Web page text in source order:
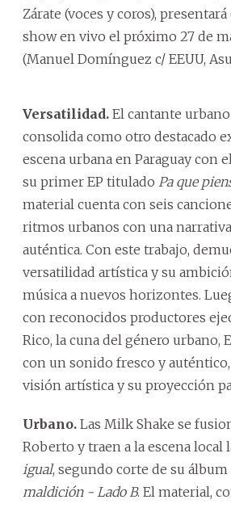
Zárate (voces y coros),
show en vivo el próximo 27 de
(Manuel Domínguez c/ EEUU,
Versatilidad. El cantante urbano
consolida como otro destacado
escena urbana en Paraguay con
su primer EP titulado Pa que
material cuenta con seis
ritmos urbanos con una
auténtica. Con este trabajo,
versatilidad artística y su
música a nuevos horizontes.
con reconocidos productores
Rico, la cuna del género urbano,
con un sonido fresco y
visión artística y su proyección
Urbano. Las Milk Shake se
Roberto y traen a la escena local
igual, segundo corte de su álbum
maldición - Lado B. El material,